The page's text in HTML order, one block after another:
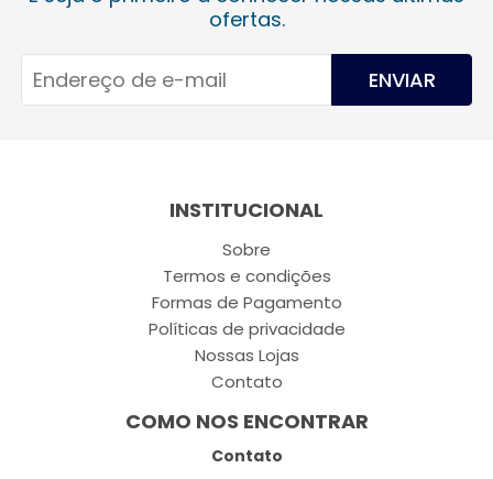
ofertas.
ENVIAR
INSTITUCIONAL
Sobre
Termos e condições
Formas de Pagamento
Políticas de privacidade
Nossas Lojas
Contato
COMO NOS ENCONTRAR
Contato